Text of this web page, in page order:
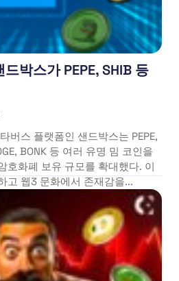
박스가 PEPE, SHIB 등
버스 플랫폼인 샌드박스는 PEPE,
BONK 등 여러 유명 밈 코인을
호화폐 보유 규모를 확대했다. 이
고 웹3 문화에서 존재감을...